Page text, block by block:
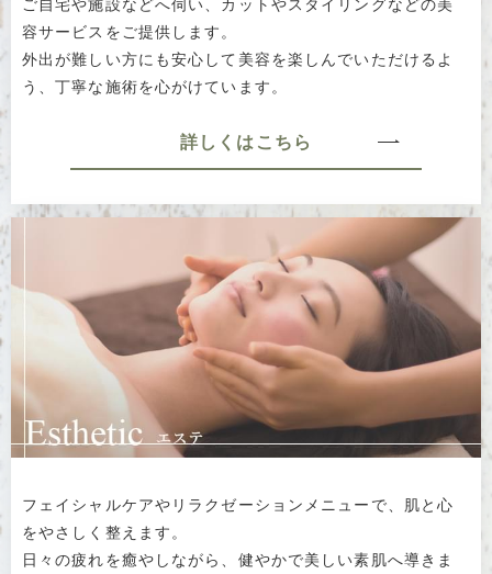
容サービスをご提供します。
外出が難しい方にも安心して美容を楽しんでいただけるよ
う、丁寧な施術を心がけています。
詳しくはこちら
フェイシャルケアやリラクゼーションメニューで、肌と心
をやさしく整えます。
日々の疲れを癒やしながら、健やかで美しい素肌へ導きま